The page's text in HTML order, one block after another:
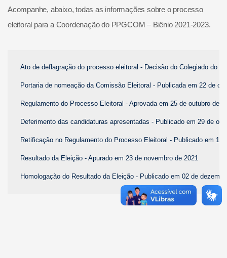
Acompanhe, abaixo, todas as informações sobre o processo
eleitoral para a Coordenação do PPGCOM – Biênio 2021-2023.
Ato de deflagração do processo eleitoral - Decisão do Colegiado do
Portaria de nomeação da Comissão Eleitoral - Publicada em 22 de
Regulamento do Processo Eleitoral - Aprovada em 25 de outubro de
Deferimento das candidaturas apresentadas - Publicado em 29 de
Retificação no Regulamento do Processo Eleitoral - Publicado em 1
Resultado da Eleição - Apurado em 23 de novembro de 2021
Homologação do Resultado da Eleição - Publicado em 02 de